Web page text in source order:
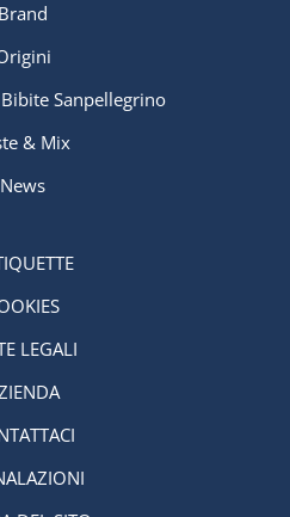
Brand
Sanpellegrino
& Mix
News
LEGALI